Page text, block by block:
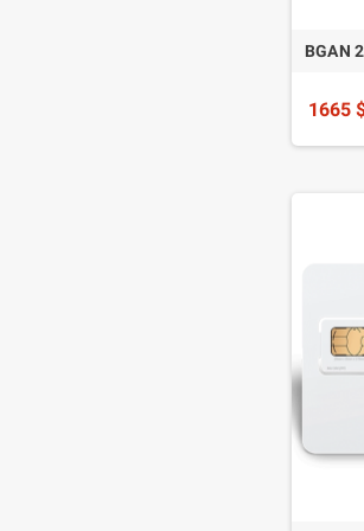
BGAN
1665